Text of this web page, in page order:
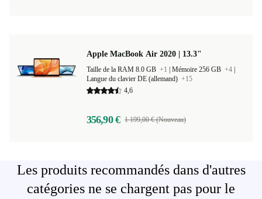
Apple MacBook Air 2020 | 13.3"
Taille de la RAM 8.0 GB +1 Mémoire 256 GB +4
Langue du clavier DE (allemand) +15
4,6
356,90 € 1 199,00 € (Nouveau)
Les produits recommandés dans d'autres
catégories ne se chargent pas pour le